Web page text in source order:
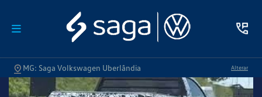
MG: Saga Volkswagen Uberlândia Alterar